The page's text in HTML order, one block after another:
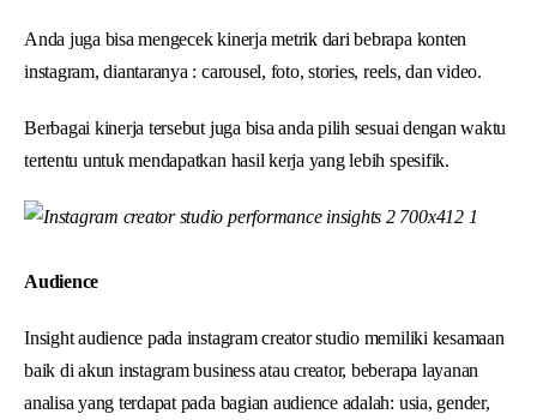
Anda juga bisa mengecek kinerja metrik dari bebrapa konten
instagram, diantaranya : carousel, foto, stories, reels, dan video.
Berbagai kinerja tersebut juga bisa anda pilih sesuai dengan waktu
tertentu untuk mendapatkan hasil kerja yang lebih spesifik.
Audience
Insight audience pada instagram creator studio memiliki kesamaan
baik di akun instagram business atau creator, beberapa layanan
analisa yang terdapat pada bagian audience adalah: usia, gender,